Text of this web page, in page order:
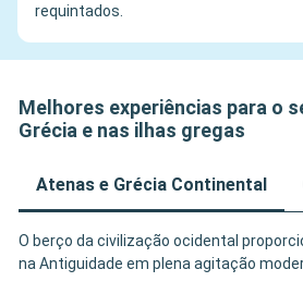
requintados.
Melhores experiências para o
Grécia e nas ilhas gregas
Atenas e Grécia Continental
O berço da civilização ocidental
na Antiguidade em plena agitação